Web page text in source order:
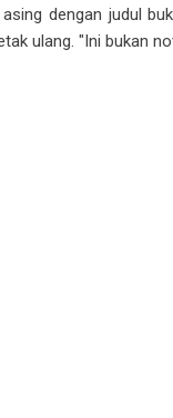
dengan judul
ulang. "Ini bukan